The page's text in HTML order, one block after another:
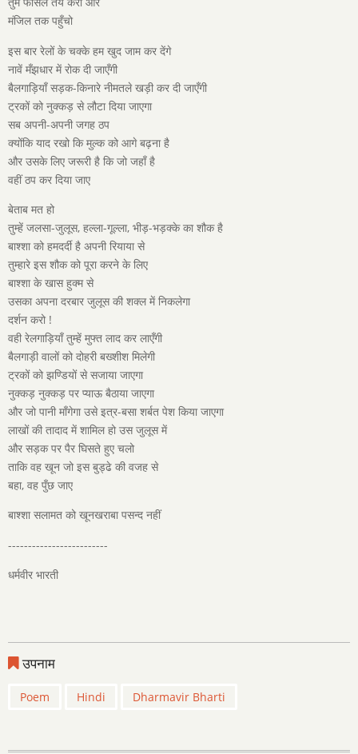
मंजिल तक पहुँचो
इस बार रेलों के चक्के हम खुद जाम कर देंगे
नावें मँझधार में रोक दी जाएँगी
बैलगाड़ियाँ सड़क-किनारे नीमतले खड़ी कर दी जाएँगी
ट्रकों को नुक्कड़ से लौटा दिया जाएगा
सब अपनी-अपनी जगह ठप
क्योंकि याद रखो कि मुल्क को आगे बढ़ना है
और उसके लिए जरूरी है कि जो जहाँ है
वहीं ठप कर दिया जाए
बेताब मत हो
तुम्हें जलसा-जुलूस, हल्ला-गूल्ला, भीड़-भड़क्के का शौक है
बाश्शा को हमदर्दी है अपनी रियाया से
तुम्हारे इस शौक को पूरा करने के लिए
बाश्शा के खास हुक्म से
उसका अपना दरबार जुलूस की शक्ल में निकलेगा
दर्शन करो !
वही रेलगाड़ियाँ तुम्हें मुफ्त लाद कर लाएँगी
बैलगाड़ी वालों को दोहरी बख्शीश मिलेगी
ट्रकों को झण्डियों से सजाया जाएगा
नुक्कड़ नुक्कड़ पर प्याऊ बैठाया जाएगा
और जो पानी माँगेगा उसे इत्र-बसा शर्बत पेश किया जाएगा
लाखों की तादाद में शामिल हो उस जुलूस में
और सड़क पर पैर घिसते हुए चलो
ताकि वह खून जो इस बुड्ढे की वजह से
बहा, वह पुँछ जाए
बाश्शा सलामत को खूनखराबा पसन्द नहीं
-------------------------
धर्मवीर भारती
उपनाम
Poem Hindi Dharmavir Bharti